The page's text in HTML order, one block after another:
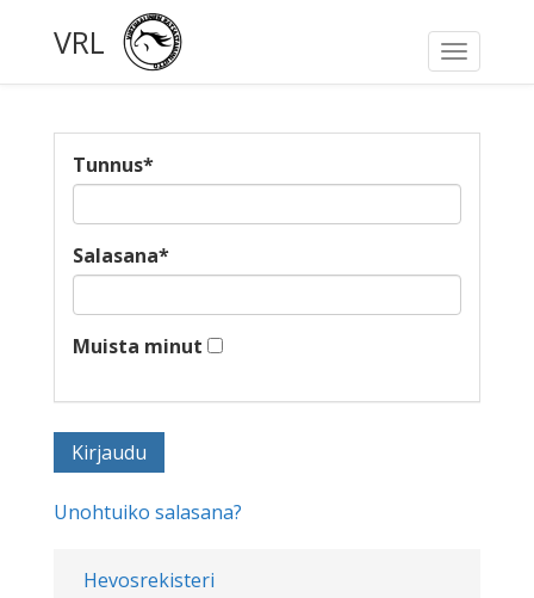
Toggle
VRL
Hevosrekisteri
Tunnus*
Salasana*
Muista minut
Unohtuiko salasana?